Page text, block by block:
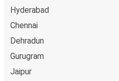
Hyderabad
Chennai
Dehradun
Gurugram
Jaipur